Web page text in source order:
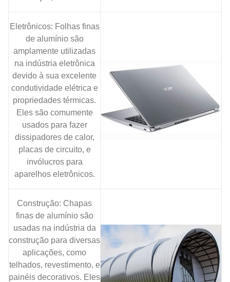
Eletrônicos: Folhas finas
de alumínio são
amplamente utilizadas
na indústria eletrônica
devido à sua excelente
condutividade elétrica e
propriedades térmicas.
Eles são comumente
usados ​​para fazer
dissipadores de calor,
placas de circuito, e
invólucros para
aparelhos eletrônicos.
Construção: Chapas
finas de alumínio são
usadas na indústria da
construção para diversas
aplicações, como
telhados, revestimento, e
painéis decorativos. Eles